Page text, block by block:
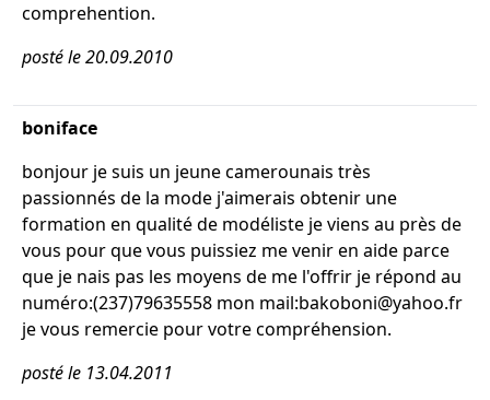
comprehention.
posté le 20.09.2010
boniface
bonjour je suis un jeune camerounais très
passionnés de la mode j'aimerais obtenir une
formation en qualité de modéliste je viens au près de
vous pour que vous puissiez me venir en aide parce
que je nais pas les moyens de me l'offrir je répond au
numéro:(237)79635558 mon mail:bakoboni@yahoo.fr
je vous remercie pour votre compréhension.
posté le 13.04.2011